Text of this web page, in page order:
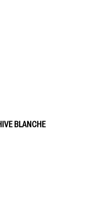
BLANCHE